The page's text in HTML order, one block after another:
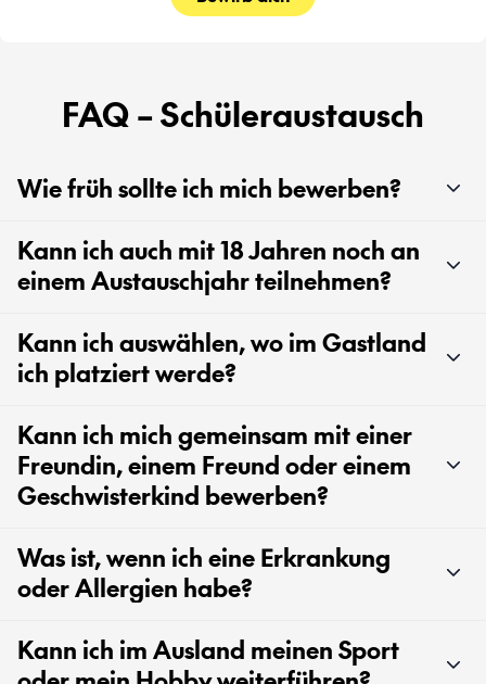
FAQ – Schüleraustausch
Wie früh sollte ich mich bewerben?
Kann ich auch mit 18 Jahren noch an
einem Austauschjahr teilnehmen?
Kann ich auswählen, wo im Gastland
ich platziert werde?
Kann ich mich gemeinsam mit einer
Freundin, einem Freund oder einem
Geschwisterkind bewerben?
Was ist, wenn ich eine Erkrankung
oder Allergien habe?
Kann ich im Ausland meinen Sport